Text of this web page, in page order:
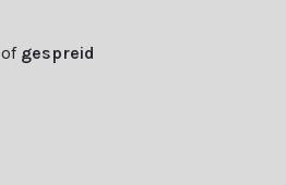
of gespreid